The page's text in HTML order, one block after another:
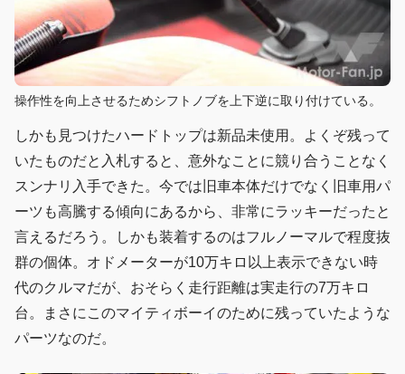
操作性を向上させるためシフトノブを上下逆に取り付けている。
しかも見つけたハードトップは新品未使用。よくぞ残って
いたものだと入札すると、意外なことに競り合うことなく
スンナリ入手できた。今では旧車本体だけでなく旧車用パ
ーツも高騰する傾向にあるから、非常にラッキーだったと
言えるだろう。しかも装着するのはフルノーマルで程度抜
群の個体。オドメーターが10万キロ以上表示できない時
代のクルマだが、おそらく走行距離は実走行の7万キロ
台。まさにこのマイティボーイのために残っていたような
パーツなのだ。